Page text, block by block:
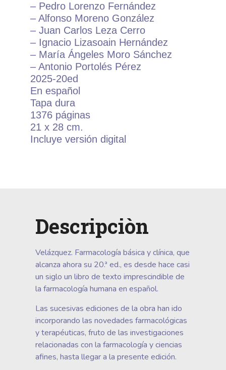
– Pedro Lorenzo Fernández
– Alfonso Moreno González
– Juan Carlos Leza Cerro
– Ignacio Lizasoain Hernández
– María Ángeles Moro Sánchez
– Antonio Portolés Pérez
2025-20ed
En español
Tapa dura
1376 páginas
21 x 28 cm.
Incluye versión digital
Descripciòn
Velázquez. Farmacología básica y clínica, que
alcanza ahora su 20.ª ed., es desde hace casi
un siglo un libro de texto imprescindible de
la farmacología humana en español.
Las sucesivas ediciones de la obra han ido
incorporando las novedades farmacológicas
y terapéuticas, fruto de las investigaciones
relacionadas con la farmacología y ciencias
afines, hasta llegar a la presente edición.